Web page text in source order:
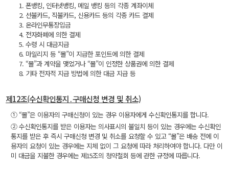
1. 폰뱅킹, 인터넷뱅킹, 메일 뱅킹 등의 각종 계좌이체
2. 선불카드, 직불카드, 신용카드 등의 각종 카드 결제
3. 온라인무통장입금
4. 전자화폐에 의한 결제
5. 수령 시 대금지급
6. 마일리지 등 “몰”이 지급한 포인트에 의한 결제
7. “몰”과 계약을 맺었거나 “몰”이 인정한 상품권에 의한 결제
8. 기타 전자적 지급 방법에 의한 대금 지급 등
제12조(수신확인통지․구매신청 변경 및 취소)
① “몰”은 이용자의 구매신청이 있는 경우 이용자에게 수신확인통지를 합니다.
② 수신확인통지를 받은 이용자는 의사표시의 불일치 등이 있는 경우에는 수신확인
통지를 받은 후 즉시 구매신청 변경 및 취소를 요청할 수 있고 “몰”은 배송 전에 이
용자의 요청이 있는 경우에는 지체 없이 그 요청에 따라 처리하여야 합니다. 다만 이
미 대금을 지불한 경우에는 제15조의 청약철회 등에 관한 규정에 따릅니다.